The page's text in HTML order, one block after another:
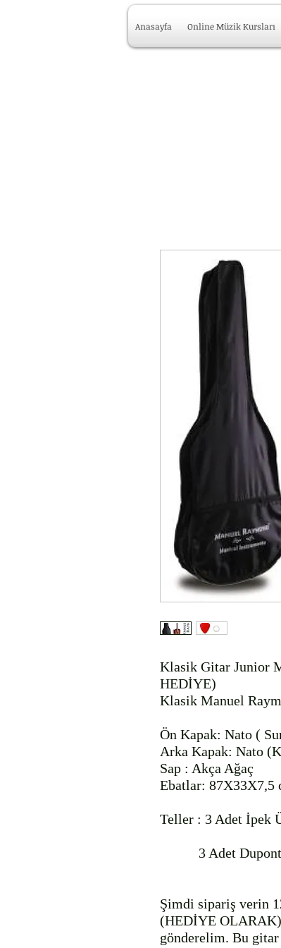
Anasayfa Online Müzik Kursları
Klasik Gitar Junior
HEDİYE)
Klasik Manuel
Ön Kapak: Nato (
Arka Kapak: Nato
Sap : Akça Ağaç
Ebatlar: 87X33X7,5
Teller : 3 Adet İpek
Şimdi sipariş verin
(HEDİYE
gönderelim. Bu